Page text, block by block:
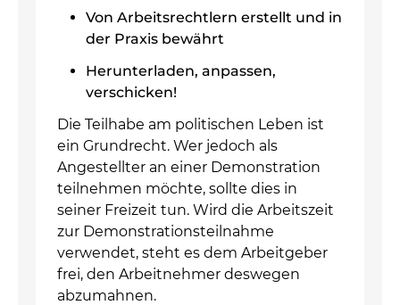
Von Arbeitsrechtlern erstellt und in
der Praxis bewährt
Herunterladen, anpassen,
verschicken!
Die Teilhabe am politischen Leben ist
ein Grundrecht. Wer jedoch als
Angestellter an einer Demonstration
teilnehmen möchte, sollte dies in
seiner Freizeit tun. Wird die Arbeitszeit
zur Demonstrationsteilnahme
verwendet, steht es dem Arbeitgeber
frei, den Arbeitnehmer deswegen
abzumahnen.